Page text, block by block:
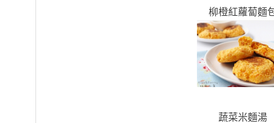
柳橙紅蘿蔔麵
蔬菜米麵湯